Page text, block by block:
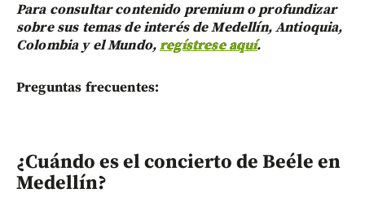
Para consultar contenido premium o profundizar
sobre sus temas de interés de Medellín, Antioquia,
Colombia y el Mundo,regístrese aquí.
Preguntas frecuentes:
¿Cuándo es el concierto de Beéle en
Medellín?